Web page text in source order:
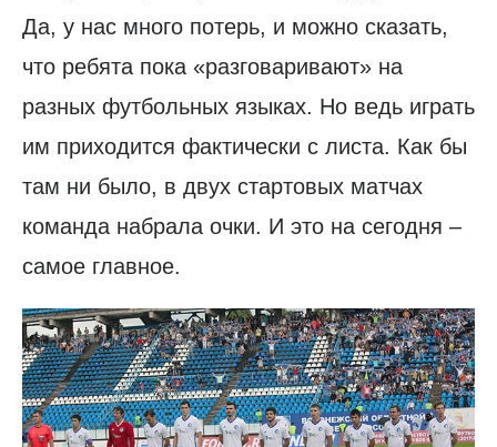
Да, у нас много потерь, и можно сказать,
что ребята пока «разговаривают» на
разных футбольных языках. Но ведь играть
им приходится фактически с листа. Как бы
там ни было, в двух стартовых матчах
команда набрала очки. И это на сегодня –
самое главное.